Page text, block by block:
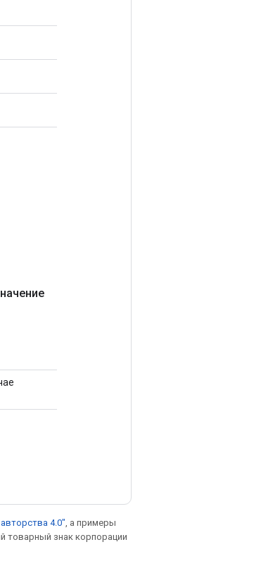
4.0" , а примеры
товарный знак корпорации